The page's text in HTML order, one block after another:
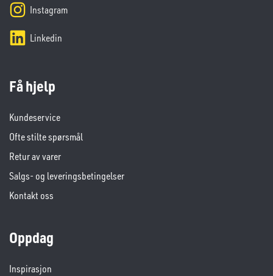
Instagram
Linkedin
Få hjelp
Kundeservice
Ofte stilte spørsmål
Retur av varer
Salgs- og leveringsbetingelser
Kontakt oss
Oppdag
Inspirasjon